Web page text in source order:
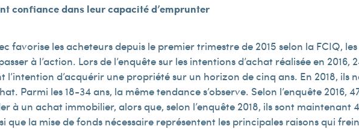
confiance dans leur capacité d’emprunter
favorise les acheteurs depuis le premier trimestre de 2015 selon la FCIQ,
à l’action. Lors de l’enquête sur les intentions d’achat réalisée en 2016,
l’intention d’acquérir une propriété sur un horizon de cinq ans. En 2018, ils
Parmi les 18-34 ans, la même tendance s’observe. Selon l’enquête 2016,
à un achat immobilier, alors que, selon l’enquête 2018, ils sont maintenant
que la mise de fonds nécessaire représentent les principales raisons qui